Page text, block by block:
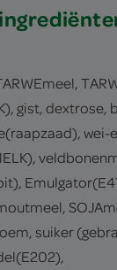
gist, dextrose,
wei-
suiker